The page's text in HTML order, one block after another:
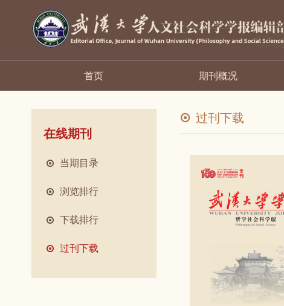
首页 期刊概况
在线期刊
当期目录
浏览排行
下载排行
过刊下载
过刊下载